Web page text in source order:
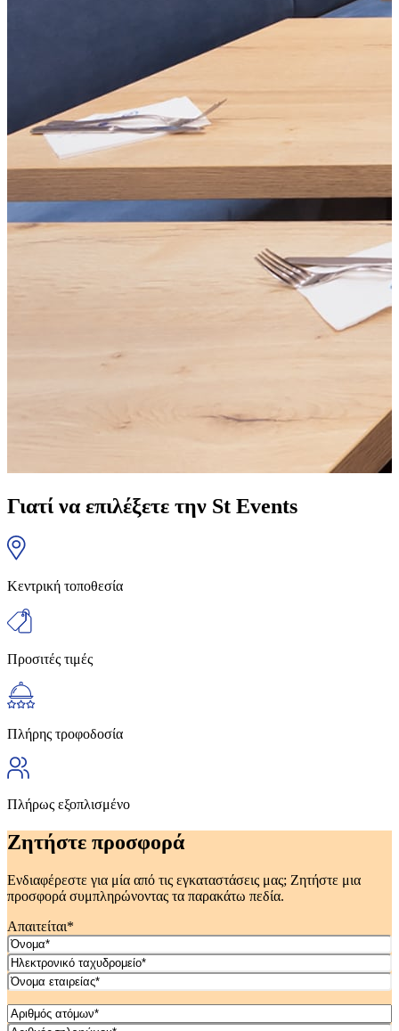
Γιατί να επιλέξετε την St Events
Κεντρική τοποθεσία
Προσιτές τιμές
Πλήρης τροφοδοσία
Πλήρως εξοπλισμένο
Ζητήστε προσφορά
Ενδιαφέρεστε για μία από τις εγκαταστάσεις μας; Ζητήστε μια
προσφορά συμπληρώνοντας τα παρακάτω πεδία.
Απαιτείται*
Όνομα(Απαιτείται)
Ηλεκτρονικό
ταχυδρομείο(Απαιτείται)
Όνομα
εταιρείας(Απαιτείται)
MM
κάθετος
Αριθμός
ατόμων*